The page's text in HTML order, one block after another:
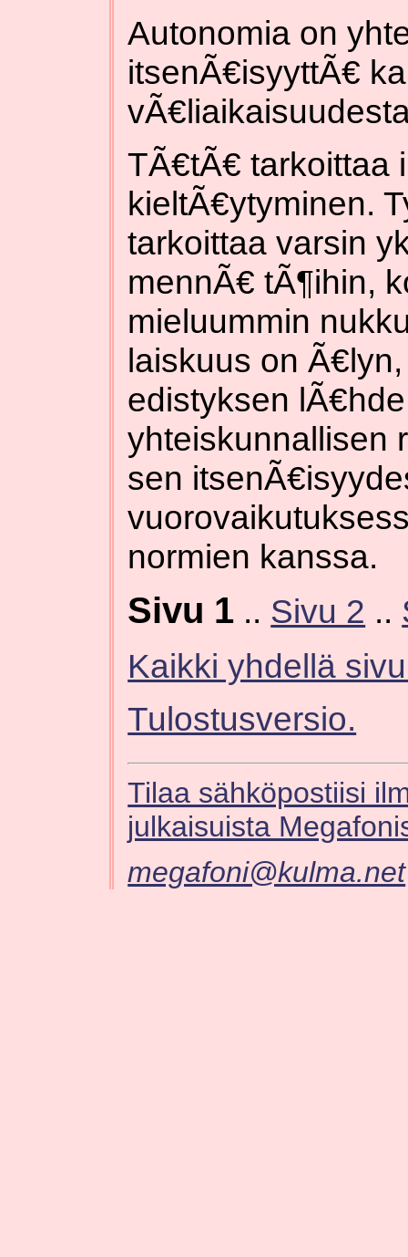
Autonomia on
itsenÃ€isyyttÃ€
TÃ€tÃ€ tarkoittaa
kieltÃ€ytyminen.
tarkoittaa varsin
mennÃ€ tÃ¶ihin,
mieluummin
laiskuus on
edistyksen
yhteiskunnallisen
sen
normien kanssa.
Sivu 1 .. Sivu 2 ..
Kaikki yhdellä
Tulostusversio.
Tilaa sähköpostiisi
julkaisuista
megafoni@kulma.net